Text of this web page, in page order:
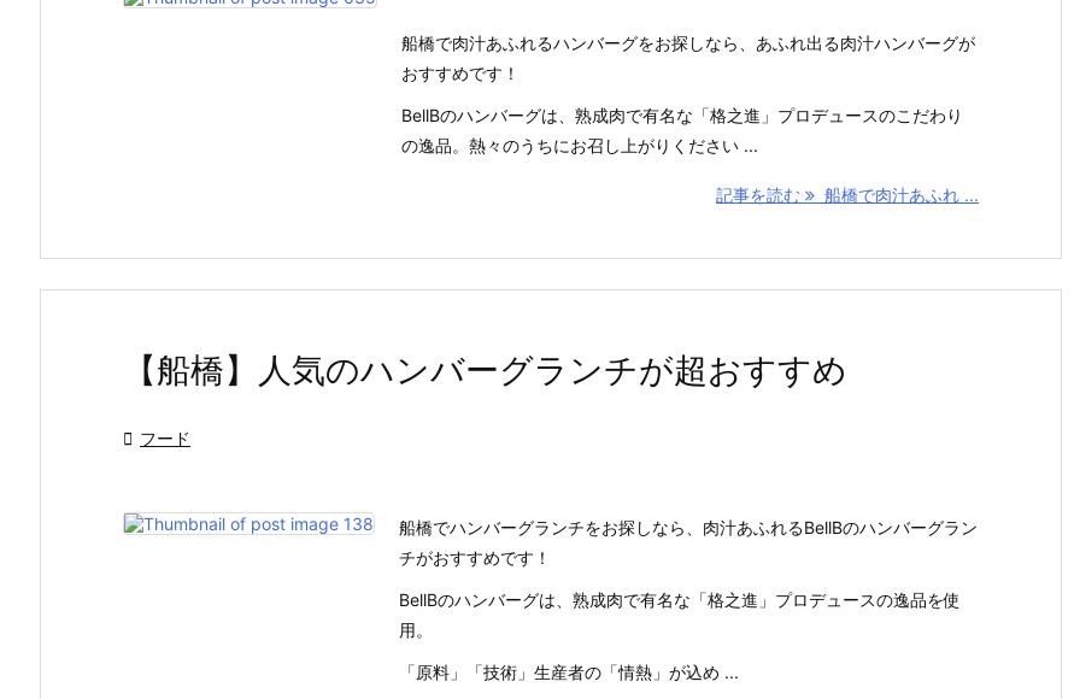
船橋で肉汁あふれるハンバーグをお探しなら、あふれ出る肉汁ハンバーグが
おすすめです！
BellBのハンバーグは、熟成肉で有名な「格之進」プロデュースのこだわり
の逸品。熱々のうちにお召し上がりください ...
記事を読む 船橋で肉汁あふれ ...
【船橋】人気のハンバーグランチが超おすすめ
 フード
船橋でハンバーグランチをお探しなら、肉汁あふれるBellBのハンバーグラン
チがおすすめです！
BellBのハンバーグは、熟成肉で有名な「格之進」プロデュースの逸品を使
用。
「原料」「技術」生産者の「情熱」が込め ...